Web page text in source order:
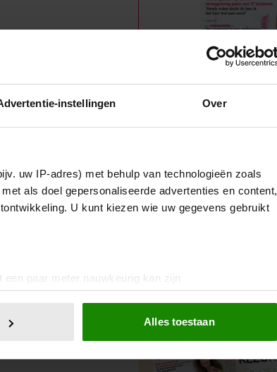
instellingen Over
uw IP-adres) met behulp van technologieën zoals
als doel gepersonaliseerde advertenties en content,
U kunt kiezen wie uw gegevens gebruikt
paar meter nauwkeurig kan zijn
eigenschappen (fingerprinting)
om functies voor social media te bieden en om ons
Alles toestaan
ABONNEREN